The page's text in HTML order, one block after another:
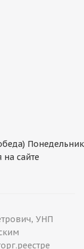
Понедельник
сайте
УНП